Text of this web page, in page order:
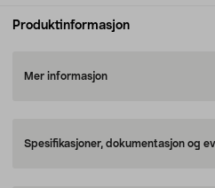
Produktinformasjon
Mer informasjon
Spesifikasjoner, dokumentasjon og